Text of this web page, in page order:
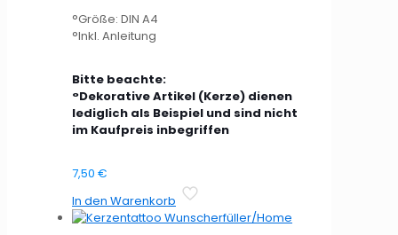
°Größe: DIN A4
°Inkl. Anleitung
Bitte beachte:
°Dekorative Artikel (Kerze) dienen
lediglich als Beispiel und sind nicht
im Kaufpreis inbegriffen
7,50 €
In den Warenkorb